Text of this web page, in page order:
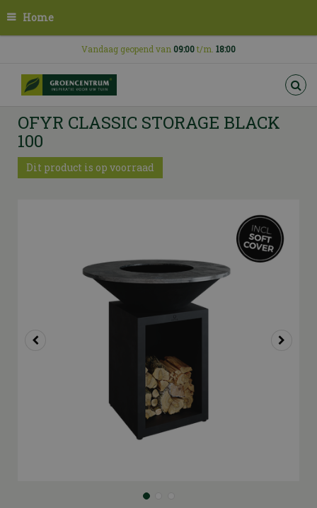
n
Home
Vandaag geopend van 09:00t/m. 18:00
OFYR CLASSIC STORAGE BLACK
100
Dit product is op voorraad